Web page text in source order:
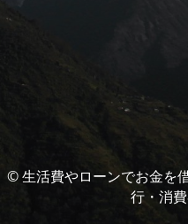
© 生活費やローンでお金を
行・消